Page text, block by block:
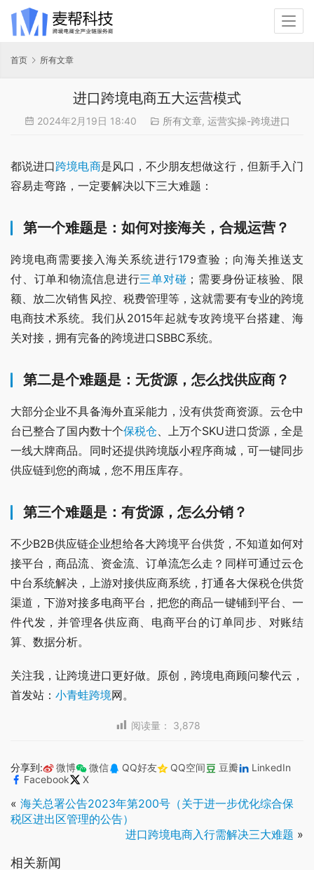
首页 所有文章
进口跨境电商五大运营模式
2024年2月19日 18:40 所有文章, 运营实操-跨境进口
都说进口跨境电商是风口，不少朋友想做这行，但新手入门
容易走弯路，一定要解决以下三大难题：
第一个难题是：如何对接海关，合规运营？
跨境电商需要接入海关系统进行179查验；向海关推送支
付、订单和物流信息进行三单对碰 ；需要身份证核验、限
额、放二次销售风控、税费管理等，这就需要有专业的跨境
电商技术系统。我们从2015年起就专攻跨境平台搭建、海
关对接，拥有完备的跨境进口SBBC系统。
第二是个难题是：无货源，怎么找供应商？
大部分企业不具备海外直采能力，没有供货商资源。云仓中
台已整合了国内数十个保税仓、上万个SKU进口货源，全是
一线大牌商品。同时还提供跨境版小程序商城，可一键同步
供应链到您的商城，您不用压库存。
第三个难题是：有货源，怎么分销？
不少B2B供应链企业想给各大跨境平台供货，不知道如何对
接平台，商品流、资金流、订单流怎么走？同样可通过云仓
中台系统解决，上游对接供应商系统，打通各大保税仓供货
渠道，下游对接多电商平台，把您的商品一键铺到平台、一
件代发，并管理各供应商、电商平台的订单同步、对账结
算、数据分析。
关注我，让跨境进口更好做。原创，跨境电商顾问黎代云，
首发站： 小青蛙跨境网。
阅读量： 3,878
分享到: 微博 微信 QQ好友 QQ空间 豆瓣
LinkedIn
Facebook
X
« 海关总署公告2023年第200号（关于进一步优化综合保
税区进出区管理的公告）
进口跨境电商入行需解决三大难题 »
相关新闻